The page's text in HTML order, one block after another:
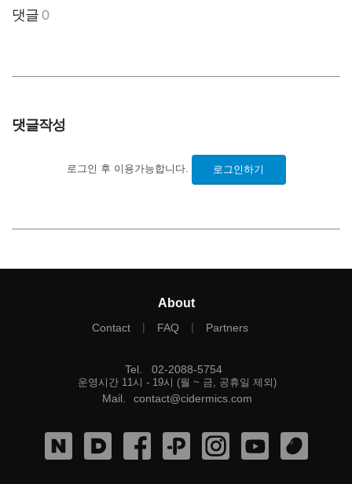
댓글0
댓글작성
로그인 후 이용가능합니다. 로그인하기
About
Contact | FAQ | Partners
Tel 02-2088-5754
운영시간 11시 - 19시 (월 ~ 금, 공휴일 제외)
Mail contact@cidermics.com